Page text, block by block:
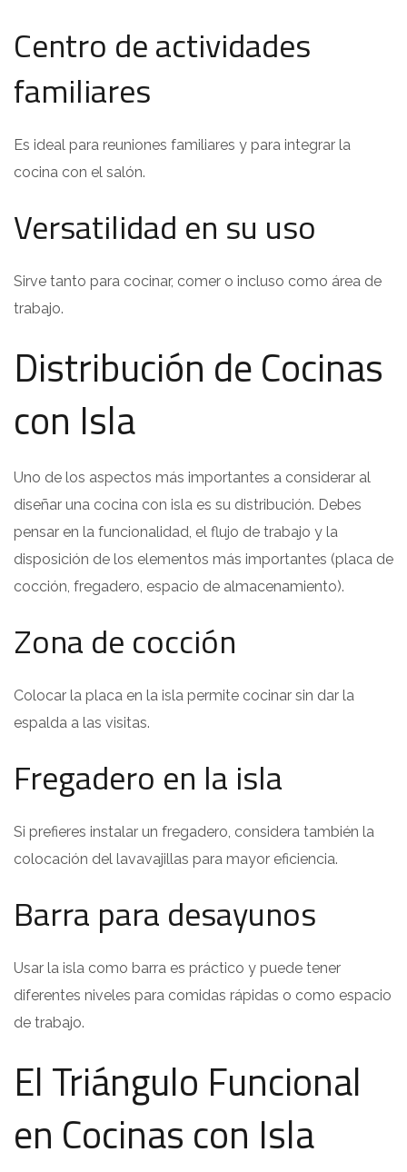
Centro de actividades
familiares
Es ideal para reuniones familiares y para integrar la
cocina con el salón.
Versatilidad en su uso
Sirve tanto para cocinar, comer o incluso como área de
trabajo.
Distribución de Cocinas
con Isla
Uno de los aspectos más importantes a considerar al
diseñar una cocina con isla es su distribución. Debes
pensar en la funcionalidad, el flujo de trabajo y la
disposición de los elementos más importantes (placa de
cocción, fregadero, espacio de almacenamiento).
Zona de cocción
Colocar la placa en la isla permite cocinar sin dar la
espalda a las visitas.
Fregadero en la isla
Si prefieres instalar un fregadero, considera también la
colocación del lavavajillas para mayor eficiencia.
Barra para desayunos
Usar la isla como barra es práctico y puede tener
diferentes niveles para comidas rápidas o como espacio
de trabajo.
El Triángulo Funcional
en Cocinas con Isla